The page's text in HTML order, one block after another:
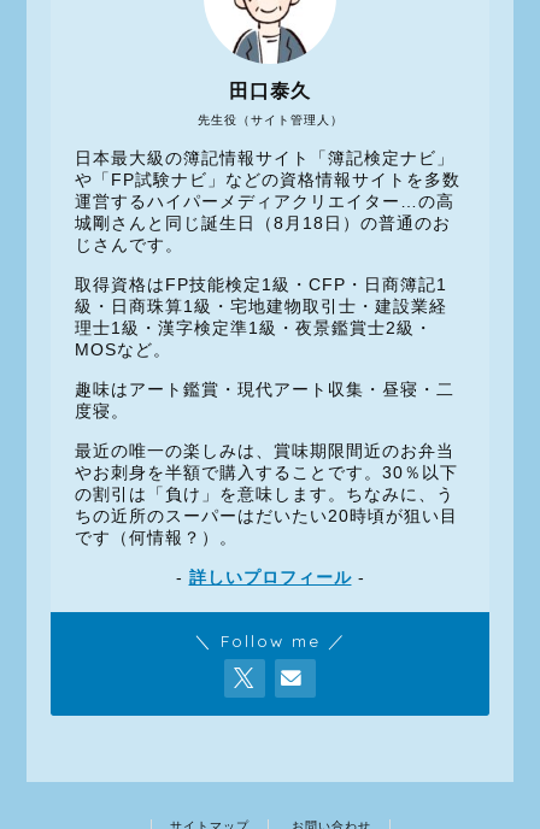
先生役（サイト管理人）
田口泰久
日本最大級の簿記情報サイト「簿記検定ナビ」
や「FP試験ナビ」などの資格情報サイトを多数
運営するハイパーメディアクリエイター…の高
城剛さんと同じ誕生日（8月18日）の普通のお
じさんです。
取得資格はFP技能検定1級・CFP・日商簿記1
級・日商珠算1級・宅地建物取引士・建設業経
理士1級・漢字検定準1級・夜景鑑賞士2級・
MOSなど。
趣味はアート鑑賞・現代アート収集・昼寝・二
度寝。
最近の唯一の楽しみは、賞味期限間近のお弁当
やお刺身を半額で購入することです。30％以下
の割引は「負け」を意味します。ちなみに、う
ちの近所のスーパーはだいたい20時頃が狙い目
です（何情報？）。
- 詳しいプロフィール-
＼ Follow me ／
サイトマップ お問い合わせ